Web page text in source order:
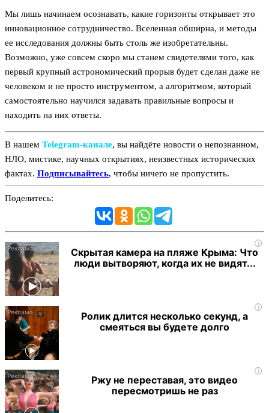
Мы лишь начинаем осознавать, какие горизонты открывает это
инновационное сотрудничество. Вселенная обширна, и методы
ее исследования должны быть столь же изобретательны.
Возможно, уже совсем скоро мы станем свидетелями того, как
первый крупный астрономический прорыв будет сделан даже не
человеком и не просто инструментом, а алгоритмом, который
самостоятельно научился задавать правильные вопросы и
находить на них ответы.
В нашем Telegram‑канале, вы найдёте новости о непознанном,
НЛО, мистике, научных открытиях, неизвестных исторических
фактах. Подписывайтесь, чтобы ничего не пропустить.
Поделитесь:
i
Скрытая камера на пляже Крыма: Что
люди вытворяют, когда их не видят...
i
Ролик длится несколько секунд, а
смеяться вы будете долго
i
Ржу не переставая, это видео
пересмотришь не раз